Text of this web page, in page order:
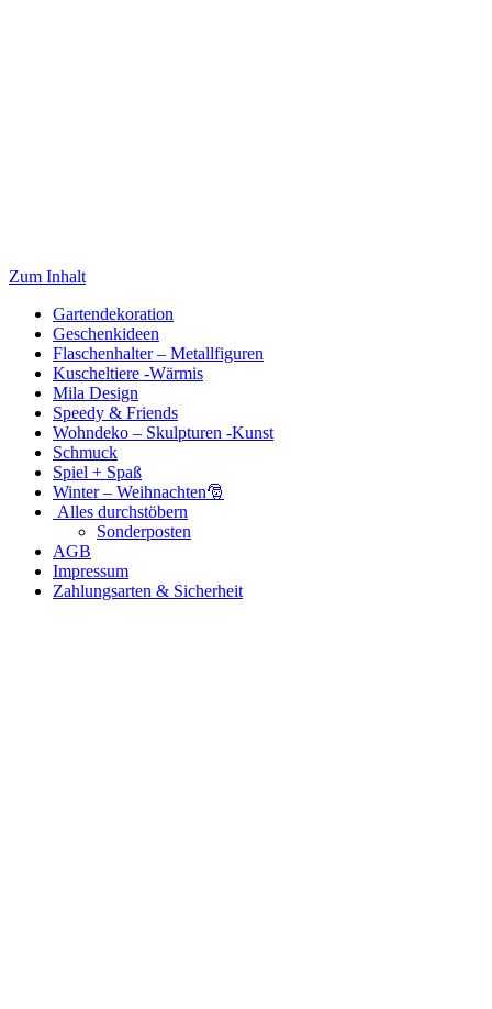
Zum Inhalt
Gartendekoration
Geschenkideen
Flaschenhalter – Metallfiguren
Kuscheltiere -Wärmis
Mila Design
Speedy & Friends
Wohndeko – Skulpturen -Kunst
Schmuck
Spiel + Spaß
Winter – Weihnachten🎅
Alles durchstöbern
Sonderposten
AGB
Impressum
Zahlungsarten & Sicherheit